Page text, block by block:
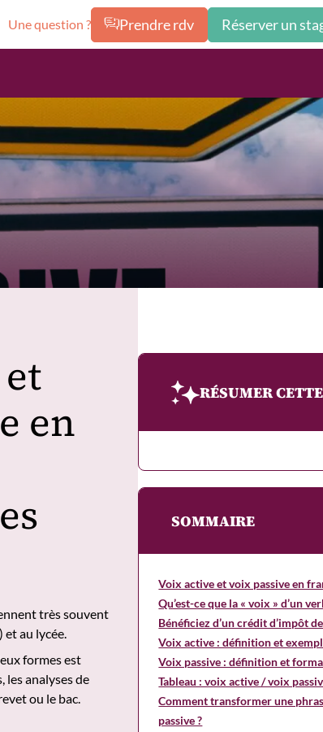
Une question ? Prendre rdv Réserver un
en
très souvent
et au lycée.
formes est
les analyses de
ou le bac.
RÉSUMER
SOMMAIRE
Voix active et voix passive en
Qu’est-ce que la « voix » d’un
Bénéficiez d’un crédit d’impôt
Voix active : définition et
Voix passive : définition et
Tableau : voix active / voix
Comment transformer une
passive ?